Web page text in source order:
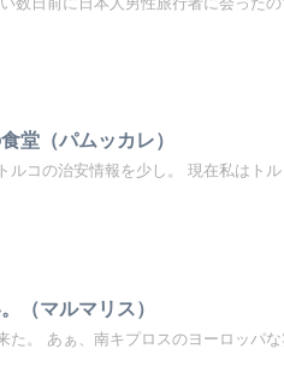
堂（パムッカレ）
ルコの治安情報を少し。 現在私はト
（マルマリス）
。 あぁ、南キプロスのヨーロッパ